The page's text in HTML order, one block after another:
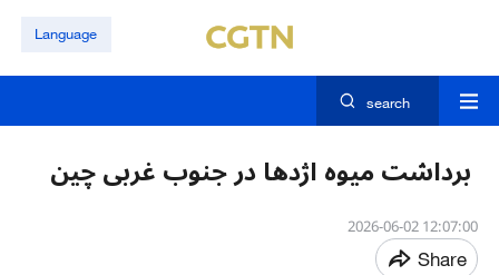
Language
search
برداشت میوه اژدها در جنوب غربی چین
12:07:00 2026-06-02
Share